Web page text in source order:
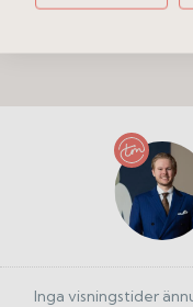
Inga visningstider